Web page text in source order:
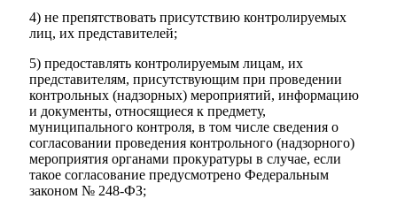
4) не препятствовать присутствию контролируемых
лиц, их представителей;
5) предоставлять контролируемым лицам, их
представителям, присутствующим при проведении
контрольных (надзорных) мероприятий, информацию
и документы, относящиеся к предмету,
муниципального контроля, в том числе сведения о
согласовании проведения контрольного (надзорного)
мероприятия органами прокуратуры в случае, если
такое согласование предусмотрено Федеральным
законом № 248-ФЗ;